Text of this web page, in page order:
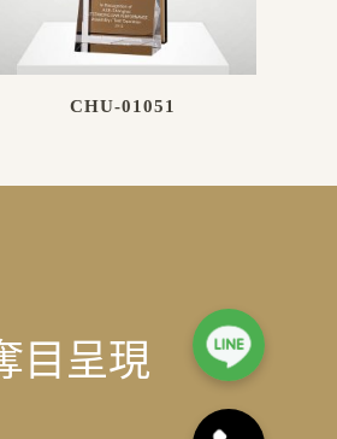
CHU-01051
目呈現